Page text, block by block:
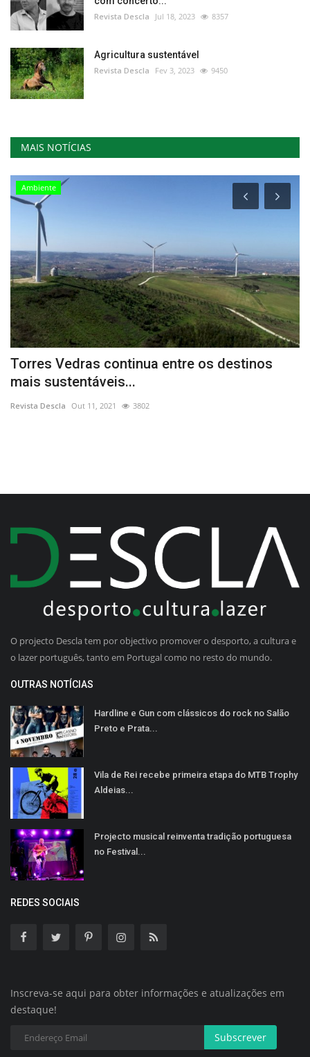
Revista Descla Jul 18, 2023 8357
Agricultura sustentável
Revista Descla Fev 3, 2023 9450
MAIS NOTÍCIAS
Ambiente
Torres Vedras continua entre os destinos
mais sustentáveis...
Revista Descla Out 11, 2021 3802
O projecto Descla tem por objectivo promover o desporto, a cultura e
o lazer português, tanto em Portugal como no resto do mundo.
OUTRAS NOTÍCIAS
Hardline e Gun com clássicos do rock no Salão
Preto e Prata...
Vila de Rei recebe primeira etapa do MTB Trophy
Aldeias...
Projecto musical reinventa tradição portuguesa
no Festival...
REDES SOCIAIS
Inscreva-se aqui para obter informações e atualizações em
destaque!
Subscrever